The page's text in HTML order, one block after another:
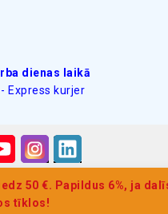
dienas laikā
Express kurjer
50 €. Papildus 6%, ja
tīklos!